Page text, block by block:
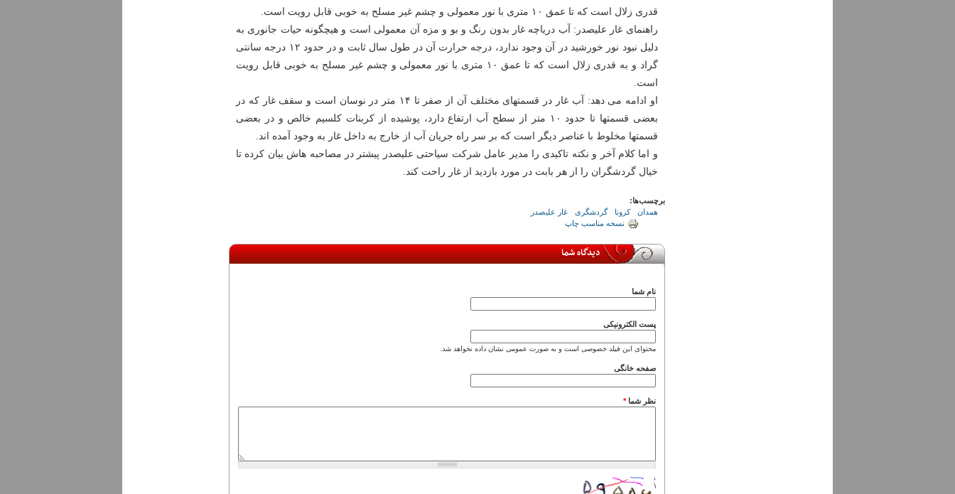
قدری زلال است که تا عمق ۱۰ متری با نور معمولی و چشم غیر مسلح به خوبی قابل رویت است.
راهنمای غار علیصدر: آب دریاچه غار بدون رنگ و بو و مزه آن معمولی است و هیچگونه حیات جانوری به
دلیل نبود نور خورشید در آن وجود ندارد، درجه حرارت آن در طول سال ثابت و در حدود ۱۲ درجه سانتی
گراد و به قدری زلال است که تا عمق ۱۰ متری با نور معمولی و چشم غیر مسلح به خوبی قابل رویت
است.
او ادامه می دهد: آب غار در قسمتهای مختلف آن از صفر تا ۱۴ متر در نوسان است و سقف غار که در
بعضی قسمتها تا حدود ۱۰ متر از سطح آب ارتفاع دارد، پوشیده از کربنات کلسیم خالص و در بعضی
قسمتها مخلوط با عناصر دیگر است که بر سر راه جریان آب از خارج به داخل غار به وجود آمده اند.
و اما کلام آخر و نکته تاکیدی را مدیر عامل شرکت سیاحتی علیصدر پیشتر در مصاحبه هاش بیان کرده تا
خیال گردشگران را از هر بابت در مورد بازدید از غار راحت کند.
برچسب‌ها:
همدان
کرونا گردشگری
غار علیصدر
نسخه مناسب چاپ
دیدگاه شما
نام شما
پست الکترونیکی
محتوای این فیلد خصوصی است و به صورت عمومی نشان داده نخواهد شد.
صفحه خانگی
نظر شما*